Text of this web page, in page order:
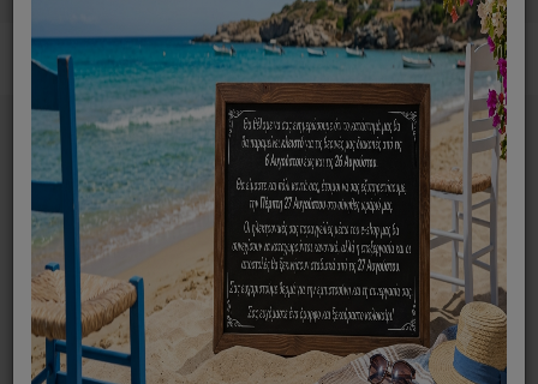
Ανταλλακτικά ηλεκτρικών συσκευών MENU
Home Σκούπα
Φίλτρα Σκούπας
Στρογγυλό Φίλτρο Σκούπας Rowenta Με Κάδο SS-
7223035240